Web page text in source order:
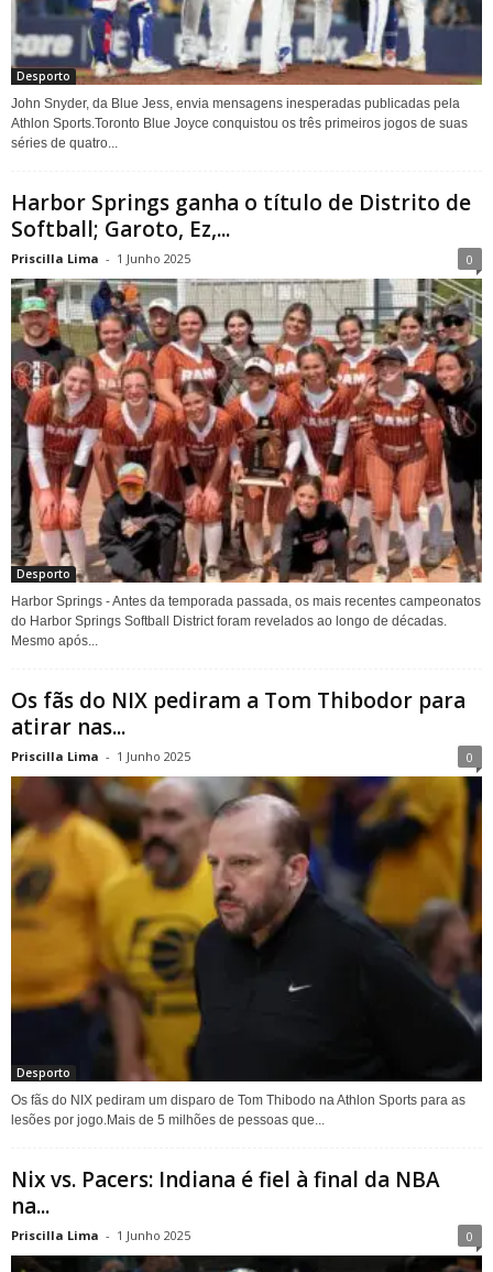
Desporto
John Snyder, da Blue Jess, envia mensagens inesperadas publicadas pela
Athlon Sports.Toronto Blue Joyce conquistou os três primeiros jogos de suas
séries de quatro...
Harbor Springs ganha o título de Distrito de
Softball; Garoto, Ez,...
Priscilla Lima - 1 Junho 2025 0
Desporto
Harbor Springs - Antes da temporada passada, os mais recentes campeonatos
do Harbor Springs Softball District foram revelados ao longo de décadas.
Mesmo após...
Os fãs do NIX pediram a Tom Thibodor para
atirar nas...
Priscilla Lima - 1 Junho 2025 0
Desporto
Os fãs do NIX pediram um disparo de Tom Thibodo na Athlon Sports para as
lesões por jogo.Mais de 5 milhões de pessoas que...
Nix vs. Pacers: Indiana é fiel à final da NBA
na...
Priscilla Lima - 1 Junho 2025 0